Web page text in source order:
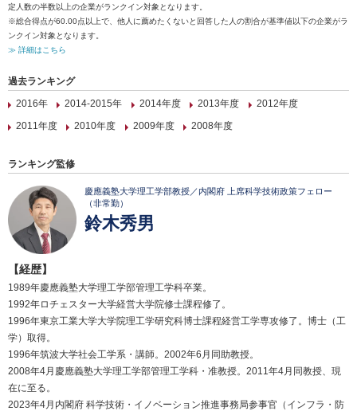
定人数の半数以上の企業がランクイン対象となります。
※総合得点が60.00点以上で、他人に薦めたくないと回答した人の割合が基準値以下の企業がラ
ンクイン対象となります。
≫ 詳細はこちら
過去ランキング
2016年
2014-2015年 2014年度 2013年度
2012年度
2011年度
2010年度 2009年度 2008年度
ランキング監修
慶應義塾大学理工学部教授／内閣府 上席科学技術政策フェロー
（非常勤）
鈴木秀男
【経歴】
1989年慶應義塾大学理工学部管理工学科卒業。
1992年ロチェスター大学経営大学院修士課程修了。
1996年東京工業大学大学院理工学研究科博士課程経営工学専攻修了。博士（工
学）取得。
1996年筑波大学社会工学系・講師。2002年6月同助教授。
2008年4月慶應義塾大学理工学部管理工学科・准教授。2011年4月同教授、現
在に至る。
2023年4月内閣府 科学技術・イノベーション推進事務局参事官（インフラ・防